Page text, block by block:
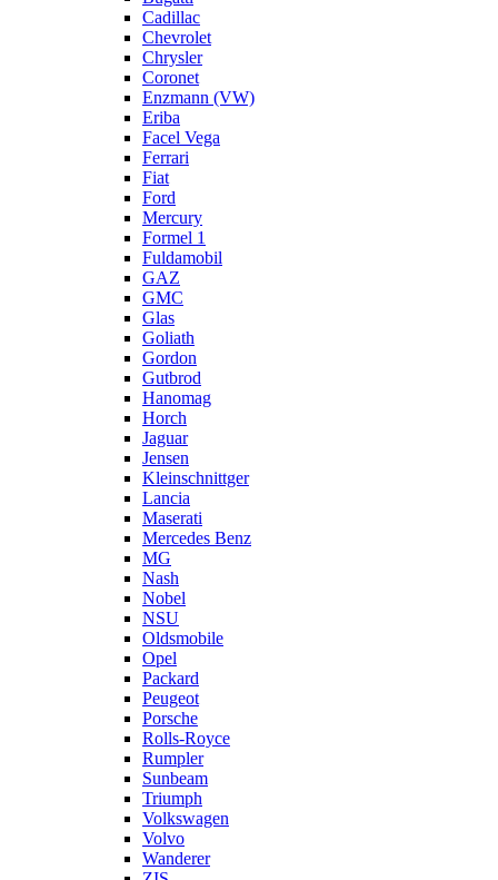
Cadillac
Chevrolet
Chrysler
Coronet
Enzmann (VW)
Eriba
Facel Vega
Ferrari
Fiat
Ford
Mercury
Formel 1
Fuldamobil
GAZ
GMC
Glas
Goliath
Gordon
Gutbrod
Hanomag
Horch
Jaguar
Jensen
Kleinschnittger
Lancia
Maserati
Mercedes Benz
MG
Nash
Nobel
NSU
Oldsmobile
Opel
Packard
Peugeot
Porsche
Rolls-Royce
Rumpler
Sunbeam
Triumph
Volkswagen
Volvo
Wanderer